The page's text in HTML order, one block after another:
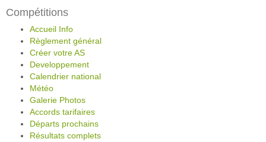
Compétitions
Accueil Info
Règlement général
Créer votre AS
Developpement
Calendrier national
Météo
Galerie Photos
Accords tarifaires
Départs prochains
Résultats complets